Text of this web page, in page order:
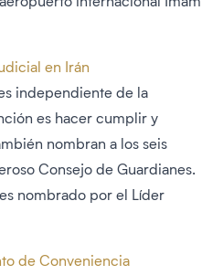
en Irán
independiente de la
es hacer cumplir y
nombran a los seis
Consejo de Guardianes.
nombrado por el Líder
de Conveniencia